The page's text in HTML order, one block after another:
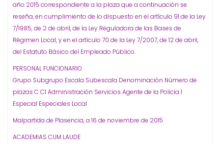
año 2015 correspondiente a la plaza que a continuación se
reseña, en cumplimiento de lo dispuesto en el artículo 91 de la Ley
7/1985, de 2 de abril, de la Ley Reguladora de las Bases de
Régimen Local, y en el artículo 70 de la Ley 7/2007, de 12 de abril,
del Estatuto Básico del Empleado Público.
PERSONAL FUNCIONARIO
Grupo Subgrupo Escala Subescala Denominación Número de
plazas C C1 Administración Servicios Agente de la Policía 1
Especial Especiales Local
Malpartida de Plasencia, a 16 de noviembre de 2015
ACADEMIAS CUM LAUDE